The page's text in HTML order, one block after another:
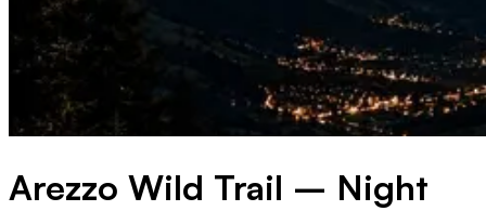
Arezzo Wild Trail – Night